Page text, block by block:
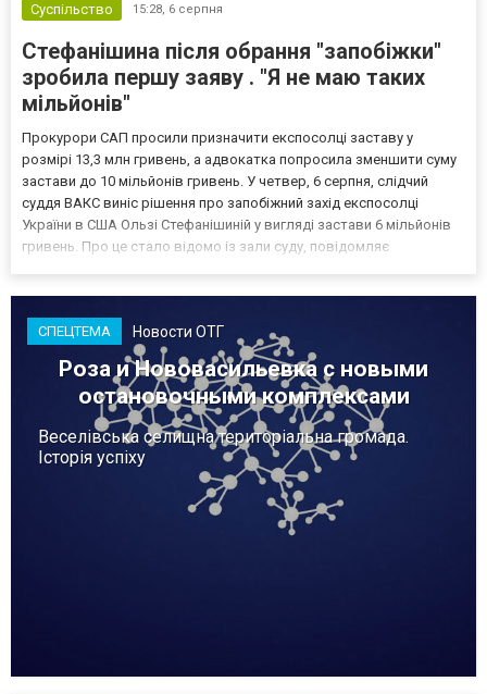
Суспільство 15:28, 6 серпня
Стефанішина після обрання "запобіжки"
зробила першу заяву . "Я не маю таких
мільйонів"
Прокурори САП просили призначити експосолці заставу у
розмірі 13,3 млн гривень, а адвокатка попросила зменшити суму
застави до 10 мільйонів гривень. У четвер, 6 серпня, слідчий
суддя ВАКС виніс рішення про запобіжний захід експосолці
України в США Ользі Стефанішиній у вигляді застави 6 мільйонів
гривень. Про це стало відомо із зали суду, повідомляє
СПЕЦТЕМА Новости ОТГ
Роза и Нововасильевка с новыми
остановочными комплексами
Веселівська селищна територіальна громада.
Історія успіху